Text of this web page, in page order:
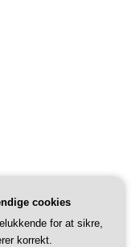
cookies
for at sikre,
korrekt.